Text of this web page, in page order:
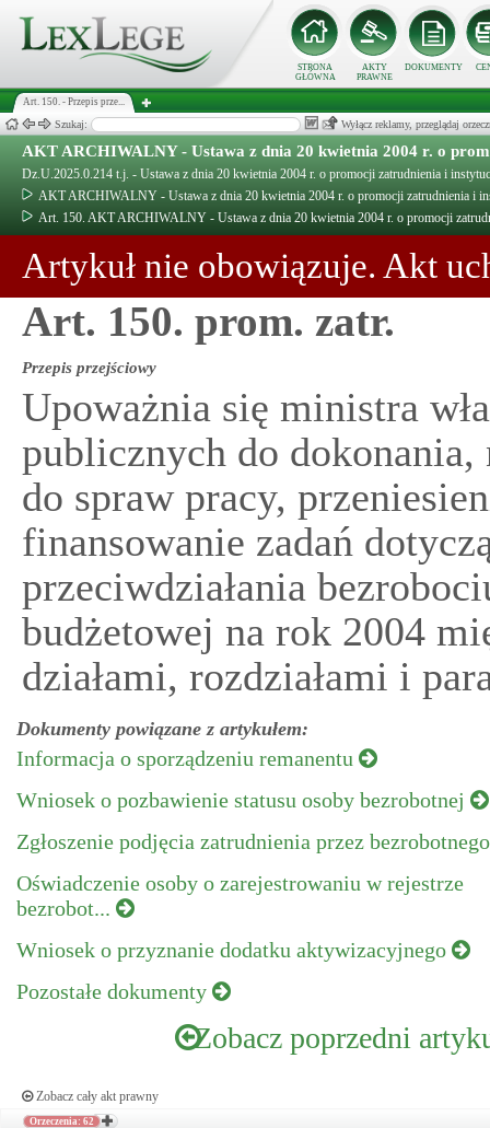
STRONA
GŁÓWNA
AKTY
PRAWNE
DOKUMENTY
Art. 150. - Przepis prze...
Szukaj: Wyłącz reklamy, przeglądaj
AKT ARCHIWALNY - Ustawa z dnia 20 kwietnia 2004 r. o
Dz.U.2025.0.214 t.j. - Ustawa z dnia 20 kwietnia 2004 r. o promocji zatrudnienia i
AKT ARCHIWALNY - Ustawa z dnia 20 kwietnia 2004 r. o promocji zatrudnienia i
Art. 150. AKT ARCHIWALNY - Ustawa z dnia 20 kwietnia 2004 r. o promocji
Artykuł nie obowiązuje. Akt
Art. 150. prom. zatr.
Przepis przejściowy
Upoważnia się ministra
publicznych do dokonania,
do spraw pracy,
finansowanie zadań
przeciwdziałania
budżetowej na rok 2004
działami, rozdziałami i
Dokumenty powiązane z artykułem:
Informacja o sporządzeniu remanentu
Wniosek o pozbawienie statusu osoby bezrobotnej
Zgłoszenie podjęcia zatrudnienia przez
Oświadczenie osoby o zarejestrowaniu w rejestrze
bezrobot...
Wniosek o przyznanie dodatku aktywizacyjnego
Pozostałe dokumenty
Zobacz poprzedni
Zobacz cały akt prawny
Orzeczenia: 62